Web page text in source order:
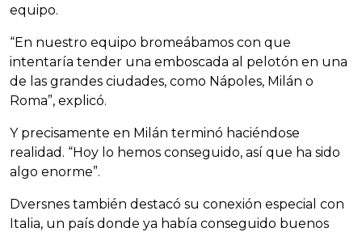
equipo.
“En nuestro equipo bromeábamos con que
intentaría tender una emboscada al pelotón en una
de las grandes ciudades, como Nápoles, Milán o
Roma”, explicó.
Y precisamente en Milán terminó haciéndose
realidad. “Hoy lo hemos conseguido, así que ha sido
algo enorme”.
Dversnes también destacó su conexión especial con
Italia, un país donde ya había conseguido buenos